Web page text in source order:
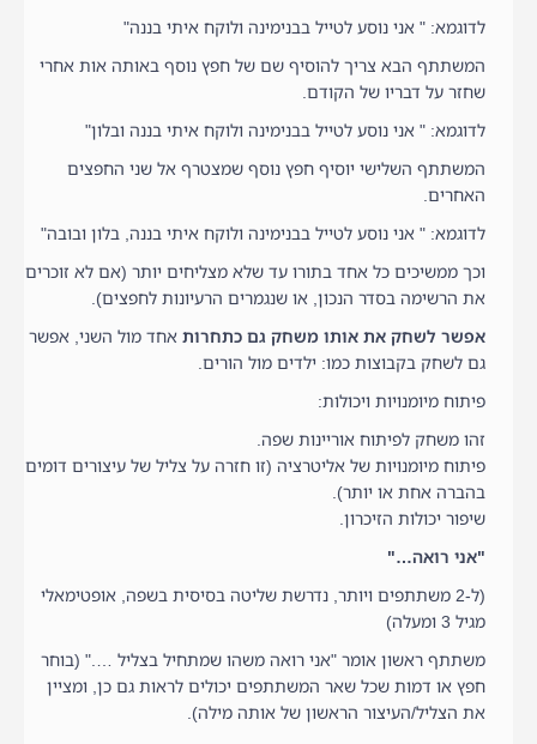
לדוגמא: " אני נוסע לטייל בבנימינה ולוקח איתי בננה"
המשתתף הבא צריך להוסיף שם של חפץ נוסף באותה אות אחרי
שחזר על דבריו של הקודם.
לדוגמא: " אני נוסע לטייל בבנימינה ולוקח איתי בננה ובלון"
המשתתף השלישי יוסיף חפץ נוסף שמצטרף אל שני החפצים
האחרים.
לדוגמא: " אני נוסע לטייל בבנימינה ולוקח איתי בננה, בלון ובובה"
וכך ממשיכים כל אחד בתורו עד שלא מצליחים יותר (אם לא זוכרים
את הרשימה בסדר הנכון, או שנגמרים הרעיונות לחפצים).
אפשר לשחק את אותו משחק גם כתחרותאחד מול השני, אפשר
גם לשחק בקבוצות כמו: ילדים מול הורים.
פיתוח מיומנויות ויכולות:
זהו משחק לפיתוח אוריינות שפה.
פיתוח מיומנויות של אליטרציה (זו חזרה על צליל של עיצורים דומים
בהברה אחת או יותר).
שיפור יכולות הזיכרון.
"אני רואה…"
(ל-2 משתתפים ויותר, נדרשת שליטה בסיסית בשפה, אופטימאלי
מגיל 3 ומעלה)
משתתף ראשון אומר "אני רואה משהו שמתחיל בצליל …." (בוחר
חפץ או דמות שכל שאר המשתתפים יכולים לראות גם כן, ומציין
את הצליל/העיצור הראשון של אותה מילה).